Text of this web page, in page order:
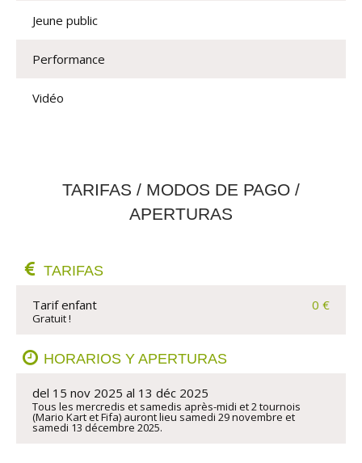
Jeune public
Performance
Vidéo
TARIFAS / MODOS DE PAGO /
APERTURAS
TARIFAS
Tarif enfant 0 €
Gratuit !
HORARIOS Y APERTURAS
del 15 nov 2025 al 13 déc 2025
Tous les mercredis et samedis après-midi et 2 tournois
(Mario Kart et Fifa) auront lieu samedi 29 novembre et
samedi 13 décembre 2025.